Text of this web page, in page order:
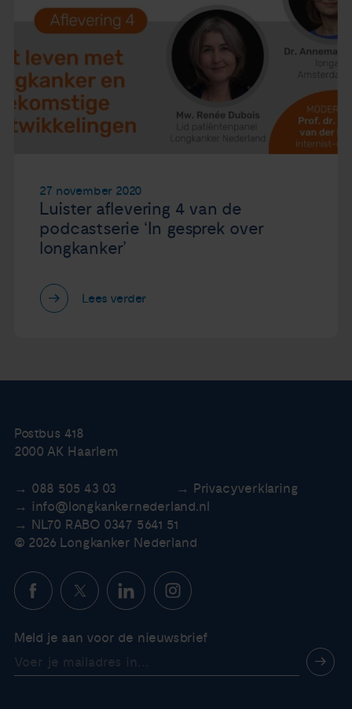
27 november 2020
Luister aflevering 4 van de
podcastserie ‘In gesprek over
longkanker’
Lees verder
Postbus 418
2000 AK Haarlem
088 505 43 03
Privacyverklaring
info@longkankernederland.nl
NL70 RABO 0347 5641 51
© 2026 Longkanker Nederland
Meld je aan voor de nieuwsbrief